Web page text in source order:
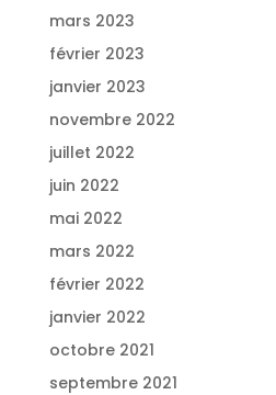
mars 2023
février 2023
janvier 2023
novembre 2022
juillet 2022
juin 2022
mai 2022
mars 2022
février 2022
janvier 2022
octobre 2021
septembre 2021